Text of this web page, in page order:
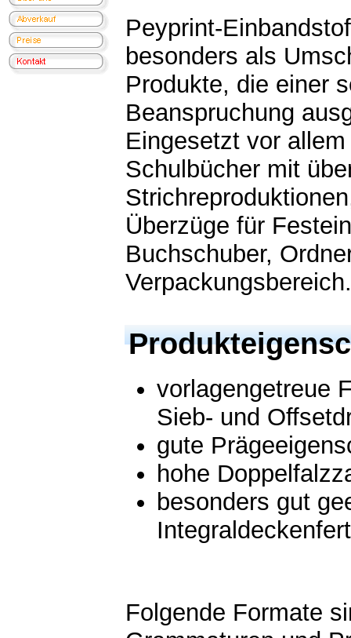
Peyprint-
besonders als
Produkte, die einer
Beanspruchung
Eingesetzt vor
Schulbücher mit
Überzüge für
Buchschuber,
Verpackungsbereich.
vorlagengetreue
Sieb- und
gute
hohe
besonders gut
Folgende Formate